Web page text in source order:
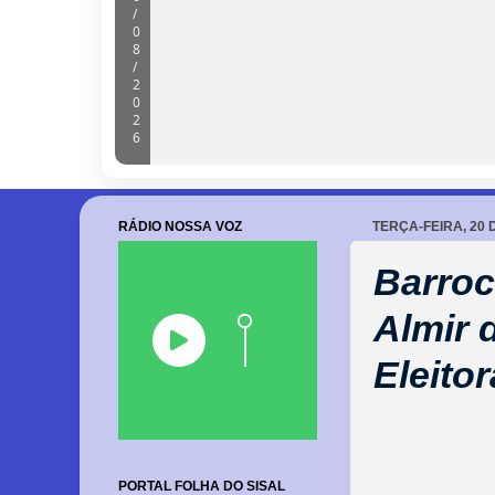
/
0
8
/
2
0
2
6
TERÇA-FEIRA, 20
Almir
RÁDIO NOSSA VOZ
PORTAL FOLHA DO SISAL